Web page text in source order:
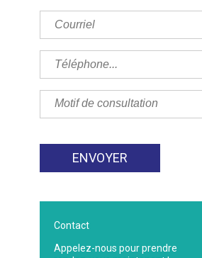
laisser
Contact
Appelez-nous pour prendre